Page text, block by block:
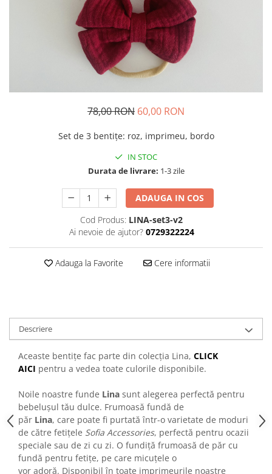
78,00 RON 60,00 RON
Set de 3 bentițe: roz, imprimeu, bordo
IN STOC
Durata de livrare: 1-3 zile
ADAUGA IN COS
Cod Produs: LINA-set3-v2
Ai nevoie de ajutor? 0729322224
Adauga la Favorite Cere informatii
Descriere
Aceaste bentițe fac parte din colecția Lina, CLICK
AICI pentru a vedea toate culorile disponibile.
Noile noastre funde Lina sunt alegerea perfectă pentru
bebelușul tău dulce. Frumoasă fundă de
păr Lina, care poate fi purtată într-o varietate de moduri
de către fetițele Sofia Accessories, perfectă pentru ocazii
speciale sau de zi cu zi. O fundiță frumoasă de păr cu
fundă pentru fetițe, pe care micuțele o
vor adoră. Disponibil în toate imprimeurile noastre